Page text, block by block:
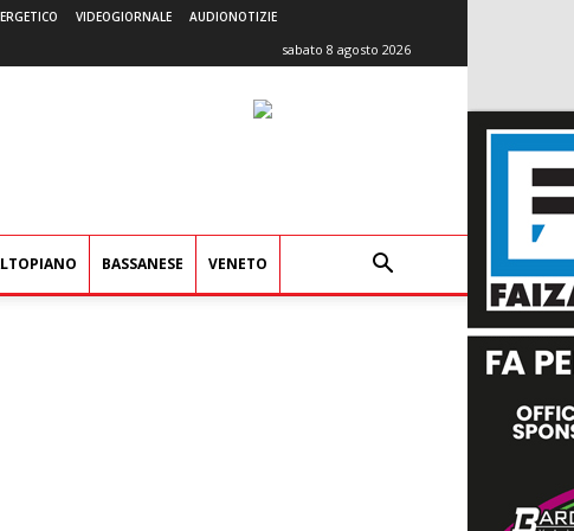
VIDEOGIORNALE AUDIONOTIZIE
sabato 8 agosto 2026
BASSANESE VENETO